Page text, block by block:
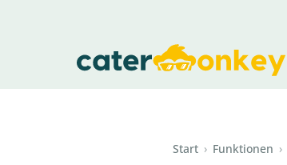
Start › Funktionen ›